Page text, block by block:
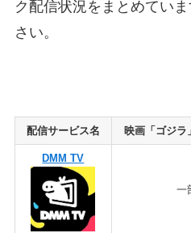
ク配信状況をまとめてい
さい。
配信サービス名 映画「ゴジラ
DMM TV
一